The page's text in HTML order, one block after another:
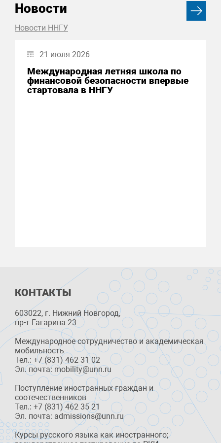
Новости
Новости ННГУ
21 июля 2026
Международная летняя школа по
финансовой безопасности впервые
стартовала в ННГУ
КОНТАКТЫ
603022, г. Нижний Новгород,
пр-т Гагарина 23
Международное сотрудничество и академическая
мобильность
Тел.: +7 (831) 462 31 02
Эл. почта: mobility@unn.ru
Поступление иностранных граждан и
соотечественников
Тел.: +7 (831) 462 35 21
Эл. почта: admissions@unn.ru
Курсы русского языка как иностранного;